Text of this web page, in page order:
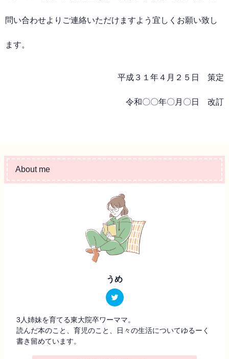
問い合わせよりご連絡いただけますよう宜しくお願い致し
ます。
平成３１年４月２５日 策定
令和〇〇年〇月〇日 改訂
About me
うめ
3人姉妹を育てる東大院卒ワーママ。
読んだ本のこと、育児のこと、日々の生活についてゆるーく
書き留めています。